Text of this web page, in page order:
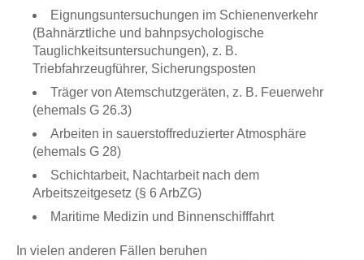
Eignungsuntersuchungen im Schienenverkehr
(Bahnärztliche und bahnpsychologische
Tauglichkeitsuntersuchungen), z. B.
Triebfahrzeugführer, Sicherungsposten
Träger von Atemschutzgeräten, z. B. Feuerwehr
(ehemals G 26.3)
Arbeiten in sauerstoffreduzierter Atmosphäre
(ehemals G 28)
Schichtarbeit, Nachtarbeit nach dem
Arbeitszeitgesetz (§ 6 ArbZG)
Maritime Medizin und Binnenschifffahrt
In vielen anderen Fällen beruhen